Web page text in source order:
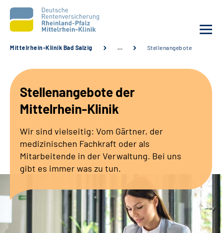
Unsere Angebote
Karriere
Zuweisende &
Mittelrhein-Klinik Bad Salzig … Stellenangebote
Stellenangebote der
Mittelrhein-Klinik
Wir sind vielseitig: Vom Gärtner, der
medizinischen Fachkraft oder als
Mitarbeitende in der Verwaltung. Bei uns
gibt es immer was zu tun.